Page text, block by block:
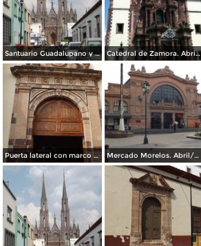
Santuario Guadalupano y calle Cazares. Abril/2015 Catedral de Zamora. Abril/2015
Puerta lateral con marco en cantera rosa de la Catedral. Abril/2015 Mercado Morelos. Abril/2015